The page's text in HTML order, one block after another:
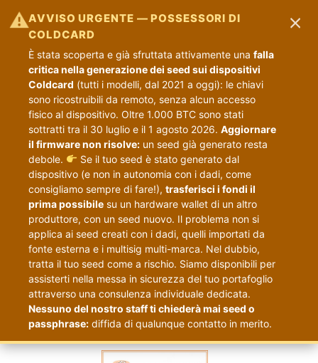
⚠AVVISO URGENTE — POSSESSORI DI
COLDCARD
È stata scoperta e già sfruttata attivamente una falla
critica nella generazione dei seed sui dispositivi
Coldcard (tutti i modelli, dal 2021 a oggi): le chiavi
sono ricostruibili da remoto, senza alcun accesso
fisico al dispositivo. Oltre 1.000 BTC sono stati
sottratti tra il 30 luglio e il 1 agosto 2026. Aggiornare
il firmware non risolve: un seed già generato resta
debole.
Se il tuo seed è stato generato dal
dispositivo (e non in autonomia con i dadi, come
consigliamo sempre di fare!), trasferisci i fondi il
prima possibile su un hardware wallet di un altro
produttore, con un seed nuovo. Il problema non si
applica ai seed creati con i dadi, quelli importati da
fonte esterna e i multisig multi-marca. Nel dubbio,
tratta il tuo seed come a rischio. Siamo disponibili per
assisterti nella messa in sicurezza del tuo portafoglio
attraverso una consulenza individuale dedicata.
Nessuno del nostro staff ti chiederà mai seed o
passphrase: diffida di qualunque contatto in merito.
×
Passa